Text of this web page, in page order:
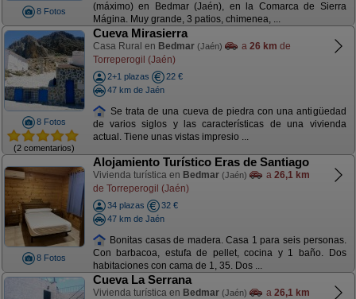
8 Fotos
(máximo) en Bedmar (Jaén), en la Comarca de Sierra
Mágina. Muy grande, 3 patios, chimenea, ...
8 Fotos
(2 comentarios)
Cueva Mirasierra
Casa Rural en Bedmar (Jaén) a 26 km de
Torreperogil (Jaén)
2+1 plazas
22 €
47 km de Jaén
Se trata de una cueva de piedra con una antigüedad
de varios siglos y las características de una vivienda
actual. Tiene unas vistas impresio ...
8 Fotos
Alojamiento Turístico Eras de Santiago
Vivienda turística en Bedmar (Jaén) a 26,1 km
de Torreperogil (Jaén)
34 plazas
32 €
47 km de Jaén
Bonitas casas de madera. Casa 1 para seis personas.
Con barbacoa, estufa de pellet, cocina y 1 baño. Dos
habitaciones con cama de 1, 35. Dos ...
Cueva La Serrana
Vivienda turística en Bedmar (Jaén) a 26,1 km